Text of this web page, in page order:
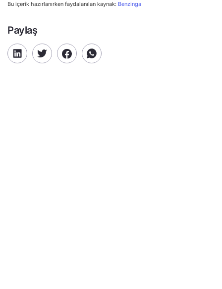
Bu içerik hazırlanırken faydalanılan kaynak: Benzinga
Paylaş